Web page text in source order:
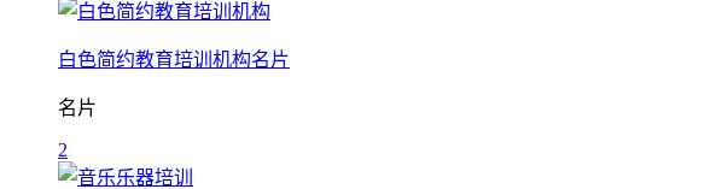
白色简约教育培训机构名片
名片
2